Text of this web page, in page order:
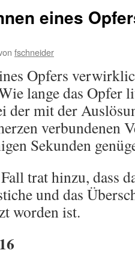
eines
fschneider
Opfers
lange das Opfer
der mit der
verbundenen
Sekunden
trat hinzu, dass
und das
worden ist.